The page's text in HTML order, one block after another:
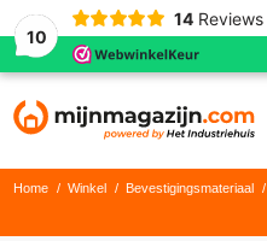
10
14 Reviews
Home / Winkel / Bevestigingsmateriaal /